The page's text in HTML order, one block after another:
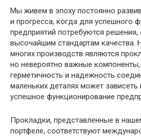
Мы живем в эпоху постоянно
и прогресса, когда для успешного
предприятий потребуются
высочайшим стандартам качества.
многих производств являются
но невероятно важные
герметичность и надежность
маленьких деталях может зависеть
успешное функционирование
Прокладки, представленные в
портфеле, соответствуют